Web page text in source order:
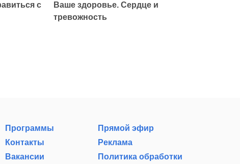
с
Ваше здоровье. Сердце и
тревожность
Программы
Прямой эфир
Контакты
Реклама
Вакансии
Политика обработки